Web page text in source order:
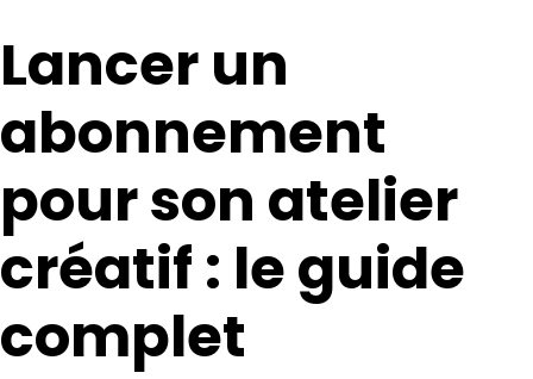
Lancer un
abonnement
pour son atelier
créatif : le guide
complet